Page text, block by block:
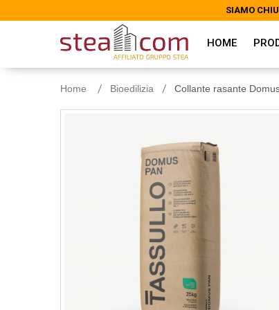
SIAMO
HOME
Home Bioedilizia Collante rasante
SIAMO